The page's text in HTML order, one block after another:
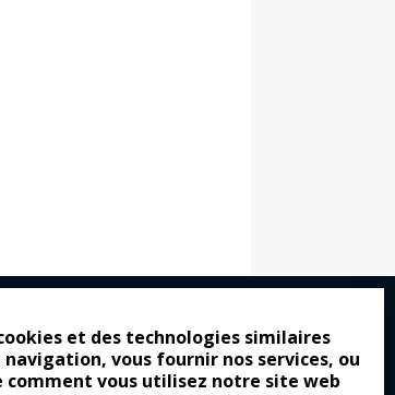
et des technologies similaires
vous fournir nos services, ou
comment vous utilisez notre site web
vrais